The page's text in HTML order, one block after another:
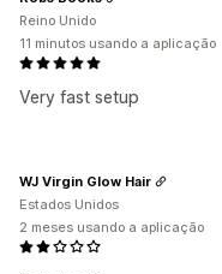
Very fast setup
Reino Unido
11 minutos usando a aplicação
WJ Virgin Glow Hair
Estados Unidos
2 meses usando a aplicação